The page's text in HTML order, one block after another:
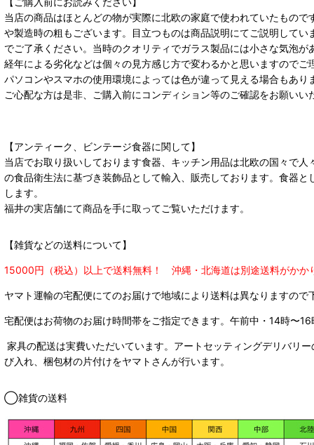
当店の商品はほとんどの物が実際に北欧の家庭で使われていたもの
や製造時の粗もございます。目立つものは商品説明にてご説明して
でご了承ください。当時のクオリティでガラス製品には小さな気泡が
経年による劣化などは個々の見方感じ方で変わるかと思いますのでご
パソコンやスマホの使用環境によっては色が違って見える場合もあ
ご心配な方は是非、ご購入前にコンディション等のご確認をお願い
【アンティーク、ビンテージ食器に関して】
当店でお取り扱いしております食器、キッチン用品は北欧の国々で
の食品衛生法に基づき装飾品として輸入、販売しております。食器
します。
福井の実店舗にて商品を手に取ってご覧いただけます。
【雑貨などの送料について】
15000円（税込）以上で送料無料！ 沖縄・北海道は別途送料がかか
ヤマト運輸の宅配便にてのお届けで地域により送料は異なりますので
宅配便はお荷物のお届け時間帯をご指定できます。 午前中・14時〜
家具の配送は実費いただいています。アートセッティングデリバリ
び入れ、梱包材の片付けをヤマトさんが行います。
◯雑貨の送料